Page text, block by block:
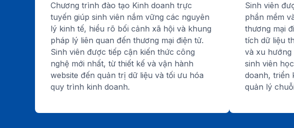
Chương trình đào tạo Kinh doanh trực
tuyến giúp sinh viên nắm vững các nguyên
lý kinh tế, hiểu rõ bối cảnh xã hội và khung
pháp lý liên quan đến thương mại điện tử.
Sinh viên được tiếp cận kiến thức công
nghệ mới nhất, từ thiết kế và vận hành
website đến quản trị dữ liệu và tối ưu hóa
quy trình kinh doanh.
Sinh viên
phần mềm
thương mại
tích dữ liệu
và xu hướng
sinh viên
doanh, triển
quản lý